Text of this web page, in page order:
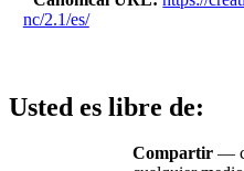
nc/2.1/es/
Usted es libre de:
Compartir —